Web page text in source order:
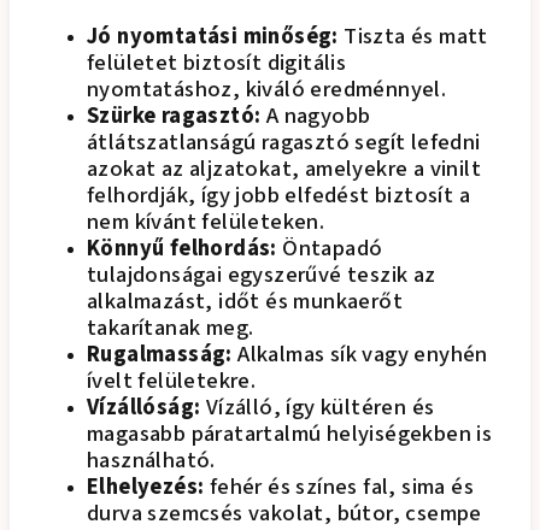
Jó nyomtatási minőség: Tiszta és matt
felületet biztosít digitális
nyomtatáshoz, kiváló eredménnyel.
Szürke ragasztó:A nagyobb
átlátszatlanságú ragasztó segít lefedni
azokat az aljzatokat, amelyekre a vinilt
felhordják, így jobb elfedést biztosít a
nem kívánt felületeken.
Könnyű felhordás: Öntapadó
tulajdonságai egyszerűvé teszik az
alkalmazást, időt és munkaerőt
takarítanak meg.
Rugalmasság:Alkalmas sík vagy enyhén
ívelt felületekre.
Vízállóság: Vízálló, így kültéren és
magasabb páratartalmú helyiségekben is
használható.
Elhelyezés: fehér és színes fal, sima és
durva szemcsés vakolat, bútor, csempe